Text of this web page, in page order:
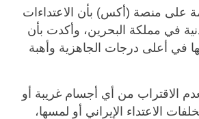
على منصة (أكس) بأن الاعتداءات
في مملكة البحرين، وأكدت بأن
في أعلى درجات الجاهزية وأهبة
الاقتراب من أي أجسام غريبة أو
الاعتداء الإيراني أو لمسها،